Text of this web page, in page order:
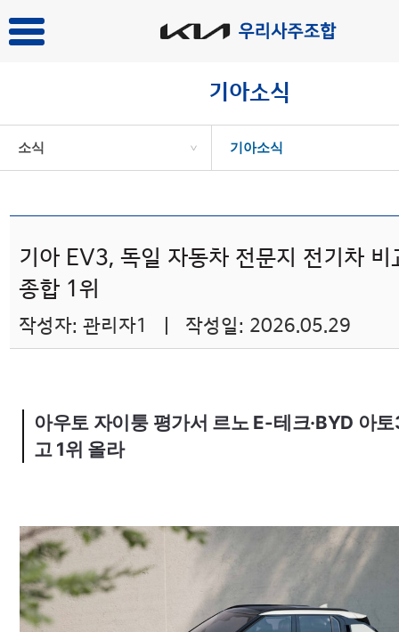
기아소식
소식 > 기아소식
기아 EV3, 독일 자동차 전문지 전기차 비
종합 1위
작성자: 관리자1 | 작성일: 2026.05.29
아우토 자이퉁 평가서 르노 E-테크·BYD 아
고 1위 올라